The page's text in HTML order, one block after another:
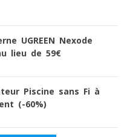
UGREEN Nexode
lieu de 59€
Piscine sans Fi à
(-60%)